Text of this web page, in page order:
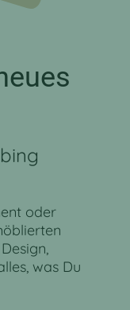
oder
was Du